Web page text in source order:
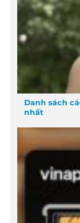
Danh sách
nhất